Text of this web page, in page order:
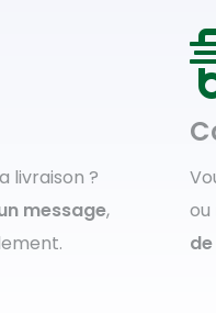
livraison ?
message,